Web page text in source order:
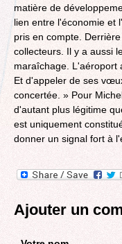
matière de
lien entre l'économie et
pris en compte.
collecteurs. Il y a aussi
maraîchage. L'aéroport
Et d'appeler de ses
concertée. » Pour
d'autant plus légitime
est uniquement
donner un signal fort à
Ajouter un